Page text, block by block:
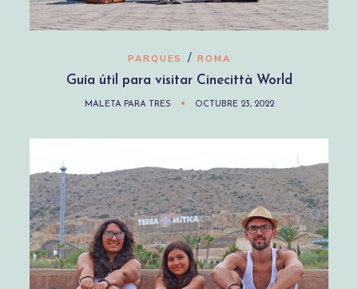
PARQUES / ROMA
Guía útil para visitar Cinecittà World
MALETA PARA TRES OCTUBRE 23, 2022